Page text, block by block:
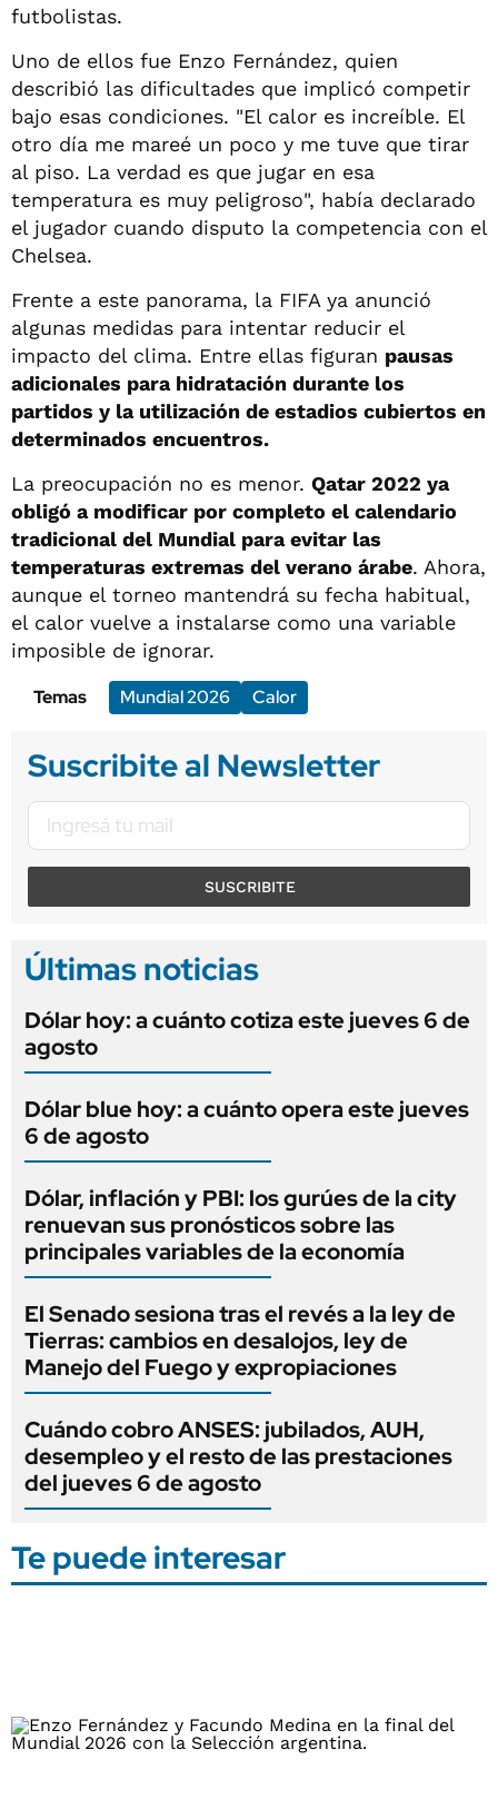
futbolistas.
Uno de ellos fue Enzo Fernández, quien
describió las dificultades que implicó competir
bajo esas condiciones. "El calor es increíble. El
otro día me mareé un poco y me tuve que tirar
al piso. La verdad es que jugar en esa
temperatura es muy peligroso", había declarado
el jugador cuando disputo la competencia con el
Chelsea.
Frente a este panorama, la FIFA ya anunció
algunas medidas para intentar reducir el
impacto del clima. Entre ellas figuran pausas
adicionales para hidratación durante los
partidos y la utilización de estadios cubiertos en
determinados encuentros.
La preocupación no es menor. Qatar 2022 ya
obligó a modificar por completo el calendario
tradicional del Mundial para evitar las
temperaturas extremas del verano árabe. Ahora,
aunque el torneo mantendrá su fecha habitual,
el calor vuelve a instalarse como una variable
imposible de ignorar.
Temas
Mundial 2026 Calor
Suscribite al Newsletter
SUSCRIBITE
Últimas noticias
Dólar hoy: a cuánto cotiza este jueves 6 de
agosto
Dólar blue hoy: a cuánto opera este jueves
6 de agosto
Dólar, inflación y PBI: los gurúes de la city
renuevan sus pronósticos sobre las
principales variables de la economía
El Senado sesiona tras el revés a la ley de
Tierras: cambios en desalojos, ley de
Manejo del Fuego y expropiaciones
Cuándo cobro ANSES: jubilados, AUH,
desempleo y el resto de las prestaciones
del jueves 6 de agosto
Te puede interesar